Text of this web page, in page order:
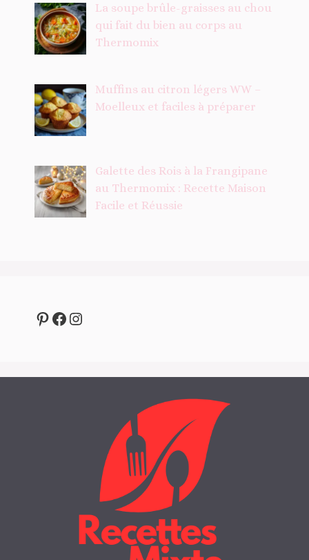
La soupe brûle-graisses au chou
qui fait du bien au corps au
Thermomix
Muffins au citron légers WW –
Moelleux et faciles à préparer
Galette des Rois à la Frangipane
au Thermomix : Recette Maison
Facile et Réussie
Pinterest
Facebook
Instagram